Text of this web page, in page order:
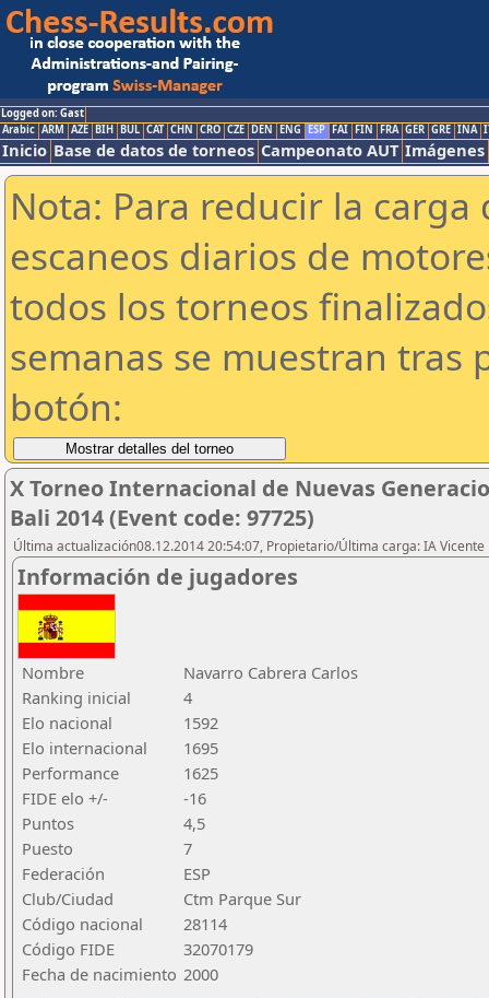
Logged on: Gast
Arabic ARM AZE BIH BUL CAT CHN CRO CZE DEN ENG ESP FAI FIN FRA GER GRE INA
Inicio Base de datos de torneos Campeonato AUT Imágenes
Nota: Para reducir la
escaneos diarios de
todos los torneos
semanas se muestran tras
botón:
X Torneo Internacional de Nuevas
Bali 2014 (Event code: 97725)
Última actualización08.12.2014 20:54:07, Propietario/Última carga: IA Vicente
Información de jugadores
Nombre
Navarro Cabrera Carlos
Ranking inicial
4
Elo nacional
1592
Elo internacional
1695
Performance
1625
FIDE elo +/-
-16
Puntos
4,5
Puesto
7
Federación
ESP
Club/Ciudad
Ctm Parque Sur
Código nacional
28114
Código FIDE
32070179
Fecha de nacimiento 2000